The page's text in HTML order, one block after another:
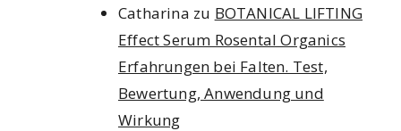
Catharina zu BOTANICAL LIFTING
Effect Serum Rosental Organics
Erfahrungen bei Falten. Test,
Bewertung, Anwendung und
Wirkung